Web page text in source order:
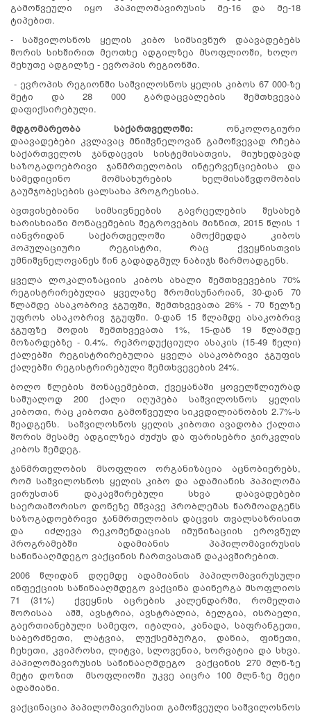
გამოწვეული იყო პაპილომავირუსის მე-16 და მე-18
ტიპებით.
- საშვილოსნოს ყელის კიბო სიმსივნურ დაავადებებს
შორის სიხშირით მეოთხე ადგილზეა მსოფლიოში, ხოლო
მეხუთე ადგილზე - ევროპის რეგიონში.
- ევროპის რეგიონში საშვილოსნოს ყელის კიბოს 67 000-ზე
მეტი და 28 000 გარდაცვალების შემთხვევაა
დაფიქსირებული.
მდგომარეობა საქართველოში: ონკოლოგიური
დაავადებები კვლავაც მნიშვნელოვან გამოწვევად რჩება
საქართველოს ჯანდაცვის სისტემისათვის, მიუხედავად
საზოგადოებრივი ჯანმრთელობის ინტერვენციებისა და
სამედიცინო მომსახურების ხელმისაწვდომობის
გაუმჯობესების ცალსახა პროგრესისა.
ავთვისებიანი სიმსივნეების გავრცელების შესახებ
ხარისხიანი მონაცემების შეგროვების მიზნით, 2015 წლის 1
იანვრიდან საქართველოში ამოქმედდა კიბოს
პოპულაციური რეგისტრი, რაც ქვეყნისთვის
უმნიშვნელოვანეს წინ გადადგმულ ნაბიჯს წარმოადგენს.
ყველა ლოკალიზაციის კიბოს ახალი შემთხვევების 70%
რეგისტრირებულია ყველაზე შრომისუნარიან, 30-დან 70
წლამდე ასაკობრივ ჯგუფში, შემთხვევათა 26% - 70 წელზე
უფროს ასაკობრივ ჯგუფში. 0-დან 15 წლამდე ასაკობრივ
ჯგუფზე მოდის შემთხვევათა 1%, 15-დან 19 წლამდე
მოზარდებზე - 0.4%. რეპროდუქციული ასაკის (15-49 წელი)
ქალებში რეგისტრირებულია ყველა ასაკობრივი ჯგუფის
ქალებში რეგისტრირებული შემთხვევების 24%.
ბოლო წლების მონაცემებით, ქვეყანაში ყოველწლიურად
საშუალოდ 200 ქალი იღუპება საშვილოსნოს ყელის
კიბოთი, რაც კიბოთი გამოწვეული სიკვდილიანობის 2.7%-ს
შეადგენს. საშვილოსნოს ყელის კიბოთი ავადობა ქალთა
შორის მესამე ადგილზეა ძუძუს და ფარისებრი ჯირკვლის
კიბოს შემდეგ.
ჯანმრთელობის მსოფლიო ორგანიზაცია აცნობიერებს,
რომ საშვილოსნოს ყელის კიბო და ადამიანის პაპილომა
ვირუსთან დაკავშირებული სხვა დაავადებები
საერთაშორისო დონეზე მწვავე პრობლემას წარმოადგენს
საზოგადოებრივი ჯანმრთელობის დაცვის თვალსაზრისით
და იძლევა რეკომენდაციას იმუნიზაციის ეროვნულ
პროგრამებში ადამიანის პაპილომავირუსის
საწინააღმდეგო ვაქცინის ჩართვასთან დაკავშირებით.
2006 წლიდან დღემდე ადამიანის პაპილომავირუსული
ინფექციის საწინააღმდეგო ვაქცინა დაინერგა მსოფლიოს
71 (31%) ქვეყნის აცრების კალენდარში, რომელთა
შორისაა აშშ, ავსტრია, ავსტრალია, ბელგია, ისრაელი,
გაერთიანებული სამეფო, იტალია, კანადა, საფრანგეთი,
საბერძნეთი, ლატვია, ლუქსემბურგი, დანია, ფინეთი,
ჩეხეთი, კვიპროსი, ლიტვა, სლოვენია, ხორვატია და სხვა.
პაპილომავირუსის საწინააღმდეგო ვაქცინის 270 მლნ-ზე
მეტი დოზით მსოფლიოში უკვე აიცრა 100 მლნ-ზე მეტი
ადამიანი.
ვაქცინაცია პაპილომავირუსით გამოწვეული საშვილოსნოს